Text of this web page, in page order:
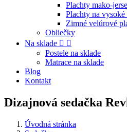
Plachty mako-
Plachty na vysoké
Zimné velúrové
Obliečky
Na sklade  
Postele na sklade
Matrace na sklade
Blog
Kontakt
Dizajnová sedačka
Úvodná stránka